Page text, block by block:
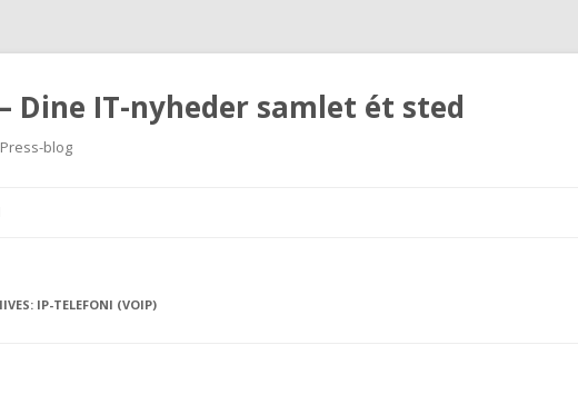
Dine IT-nyheder samlet ét sted
blog
IP-TELEFONI (VOIP)